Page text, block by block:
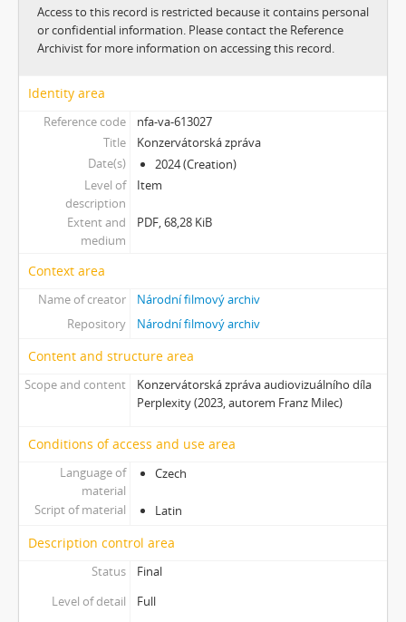
[Subseries] Sněm věcí
[Subseries] Konkomitantní růstový jev
[Subseries] Hun Tun
[Subseries] Ecopoiesis
[Subseries] Zero Gravity Grave
[Subseries] Jak natáčet v Africe
[Subseries] A Memoir in Dance
[Subseries] Nadějní návštěvníci a truchlící průvodci: Zápisky z cestovního deníku temného turisty
[Subseries] Krajina opuštění I.: Dívka s bičem
[Subseries] Říká se, že nejdelší sen trvá 45 minut
[Subseries] Ke kořenům
[Subseries] tryin to sport something
[Subseries] Škubej psa
[Subseries] Shores of the Same Sea
[Subseries] Houby
[Subseries] Amnion
[Subseries] Už se držím
Access to this record is restricted because it contains personal
or confidential information. Please contact the Reference
Archivist for more information on accessing this record.
Identity area
Reference code
nfa-va-613027
Title
Konzervátorská zpráva
Date(s)
2024 (Creation)
Level of
description
Item
Extent and
medium
PDF, 68,28 KiB
Context area
Name of creator
Národní filmový archiv
Repository
Národní filmový archiv
Content and structure area
Scope and content
Konzervátorská zpráva audiovizuálního díla
Perplexity (2023, autorem Franz Milec)
Conditions of access and use area
Language of
material
Czech
Script of material Latin
Description control area
Status
Final
Level of detail
Full